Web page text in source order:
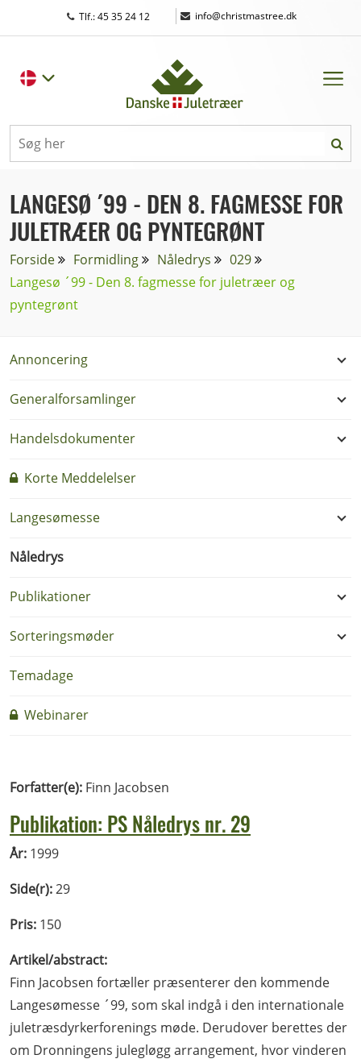
Tlf.: 45 35 24 12 | info@christmastree.dk
LANGESØ ´99 - DEN 8. FAGMESSE FOR
JULETRÆER OG PYNTEGRØNT
Forside Formidling Nåledrys
029
Langesø ´99 - Den 8. fagmesse for juletræer og
pyntegrønt
Annoncering
Generalforsamlinger
Handelsdokumenter
Korte Meddelelser
Langesømesse
Nåledrys
Publikationer
Sorteringsmøder
Temadage
Webinarer
Forfatter(e): Finn Jacobsen
Publikation: PS Nåledrys nr. 29
År: 1999
Side(r):29
Pris: 150
Artikel/abstract:
Finn Jacobsen fortæller præsenterer den kommende
Langesømesse ´99, som skal indgå i den internationale
juletræsdyrkerforenings møde. Derudover berettes der
om Dronningens julegløgg arrangement, hvor vinderen